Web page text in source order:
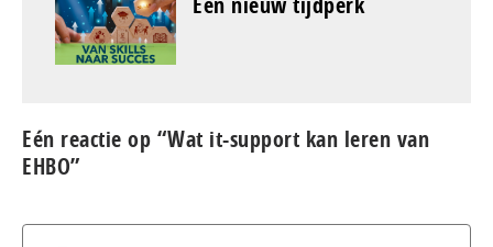
Eén reactie op “Wat it-support kan leren van
EHBO”